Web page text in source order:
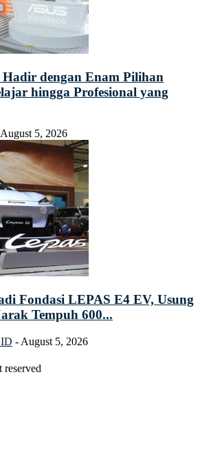
dengan Enam Pilihan
hingga Profesional yang
August 5, 2026
Fondasi LEPAS E4 EV, Usung
Tempuh 600...
- August 5, 2026